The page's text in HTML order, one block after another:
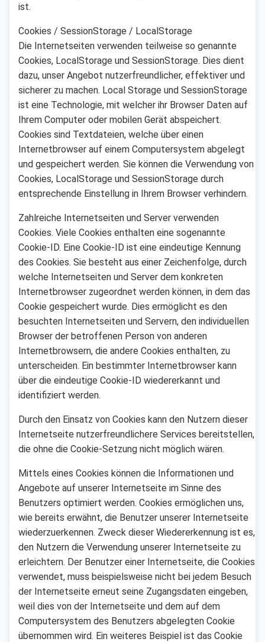
ist.
Cookies / SessionStorage / LocalStorage
Die Internetseiten verwenden teilweise so genannte
Cookies, LocalStorage und SessionStorage. Dies dient
dazu, unser Angebot nutzerfreundlicher, effektiver und
sicherer zu machen. Local Storage und SessionStorage
ist eine Technologie, mit welcher ihr Browser Daten auf
Ihrem Computer oder mobilen Gerät abspeichert.
Cookies sind Textdateien, welche über einen
Internetbrowser auf einem Computersystem abgelegt
und gespeichert werden. Sie können die Verwendung von
Cookies, LocalStorage und SessionStorage durch
entsprechende Einstellung in Ihrem Browser verhindern.
Zahlreiche Internetseiten und Server verwenden
Cookies. Viele Cookies enthalten eine sogenannte
Cookie-ID. Eine Cookie-ID ist eine eindeutige Kennung
des Cookies. Sie besteht aus einer Zeichenfolge, durch
welche Internetseiten und Server dem konkreten
Internetbrowser zugeordnet werden können, in dem das
Cookie gespeichert wurde. Dies ermöglicht es den
besuchten Internetseiten und Servern, den individuellen
Browser der betroffenen Person von anderen
Internetbrowsern, die andere Cookies enthalten, zu
unterscheiden. Ein bestimmter Internetbrowser kann
über die eindeutige Cookie-ID wiedererkannt und
identifiziert werden.
Durch den Einsatz von Cookies kann den Nutzern dieser
Internetseite nutzerfreundlichere Services bereitstellen,
die ohne die Cookie-Setzung nicht möglich wären.
Mittels eines Cookies können die Informationen und
Angebote auf unserer Internetseite im Sinne des
Benutzers optimiert werden. Cookies ermöglichen uns,
wie bereits erwähnt, die Benutzer unserer Internetseite
wiederzuerkennen. Zweck dieser Wiedererkennung ist es,
den Nutzern die Verwendung unserer Internetseite zu
erleichtern. Der Benutzer einer Internetseite, die Cookies
verwendet, muss beispielsweise nicht bei jedem Besuch
der Internetseite erneut seine Zugangsdaten eingeben,
weil dies von der Internetseite und dem auf dem
Computersystem des Benutzers abgelegten Cookie
übernommen wird. Ein weiteres Beispiel ist das Cookie